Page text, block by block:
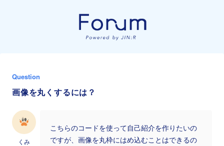
Question
画像を丸くするには？
くみ
こちらのコードを使って自己紹介を作りたいの
ですが、画像を丸枠にはめ込むことはできるの